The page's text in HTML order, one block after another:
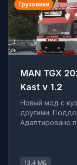
Грузовики
MAN TGX
Kast v 1.2
Новый мод с
другими.
Адаптировано
13.4 МБ